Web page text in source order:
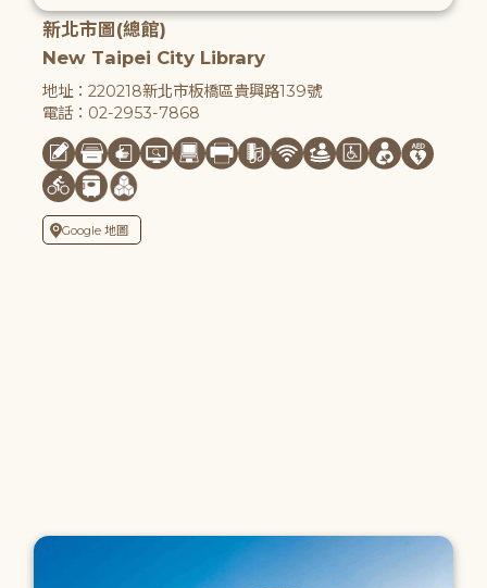
新北市圖(總館)
New Taipei City Library
地址：220218新北市板橋區貴興路139號
電話：02-2953-7868
Google 地圖